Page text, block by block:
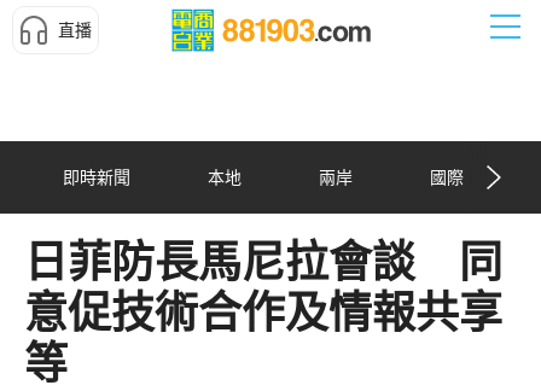
直播
即時新聞 本地 兩岸 國際
日菲防長馬尼拉會談 同
意促技術合作及情報共享
等